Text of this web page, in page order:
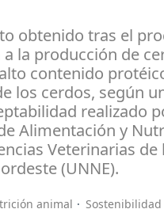
obtenido tras el
la producción de
contenido
los cerdos, según
realizado
Alimentación y
Veterinarias
(UNNE).
animal Sostenibilidad